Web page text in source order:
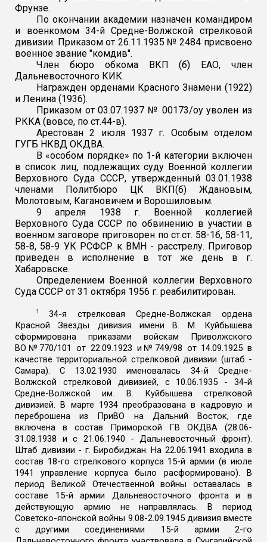
Фрунзе.
По окончании академии назначен командиром
и военкомом 34-й Средне-Волжской стрелковой
дивизии. Приказом от 26.11.1935 № 2484 присвоено
военное звание "комдив".
Член бюро обкома ВКП (б) ЕАО, член
Дальневосточного КИК.
Награжден орденами Красного Знамени (1922)
и Ленина (1936).
Приказом от 03.07.1937 № 00173/оу уволен из
РККА (вовсе, по ст.44-в).
Арестован 2 июля 1937 г. Особым отделом
ГУГБ НКВД ОКДВА.
В «особом порядке» по 1-й категории включен
в список лиц, подлежащих суду Военной коллегии
Верховного Суда СССР, утвержденный 03.01.1938
членами Политбюро ЦК ВКП(б) Ждановым,
Молотовым, Кагановичем и Ворошиловым.
9 апреля 1938 г. Военной коллегией
Верховного Суда СССР по обвинению в участии в
военном заговоре приговорен по ст.ст. 58-1б, 58-11,
58-8, 58-9 УК РСФСР к ВМН - расстрелу. Приговор
приведен в исполнение в тот же день в г.
Хабаровске.
Определением Военной коллегии Верховного
Суда СССР от 31 октября 1956 г. реабилитирован.
134-я стрелковая Средне-Волжская ордена
Красной Звезды дивизия имени В. М. Куйбышева
сформирована приказами войскам Приволжского
ВО№770/101 от 22.09.1923 и№749/98 от 14.09.1925 в
качестве территориальной стрелковой дивизии (штаб -
Самара). С 13.02.1930 именовалась 34-й Средне-
Волжской стрелковой дивизией, с 10.06.1935 - 34-й
Средне-Волжской им. В. Куйбышева стрелковой
дивизией. В марте 1934 преобразована в кадровую и
переброшена из ПриВО на Дальний Восток, где
включена в состав Приморской ГВ ОКДВА (28.06-
31.08.1938 и с 21.06.1940 - Дальневосточный фронт).
Штаб дивизии - г. Биробиджан. На 22.06.1941 входила в
состав 18-го стрелкового корпуса 15-й армии (в июле
1941 управление корпуса было расформировано). В
период Великой Отечественной войны оставалась в
составе 15-й армии Дальневосточного фронта и в
действующую армию не направлялась. В период
Советско-японской войны 9.08-2.09.1945 дивизия вместе
с другими соединениями 15-й армии 2-го